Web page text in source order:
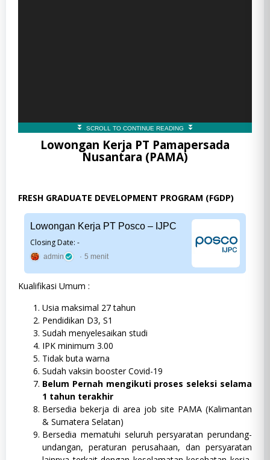
Lowongan Kerja PT Pamapersada
Nusantara (PAMA)
FRESH GRADUATE DEVELOPMENT PROGRAM (FGDP)
Lowongan Kerja PT Posco – IJPC
Closing Date: -
admin 5 menit
Kualifikasi Umum :
Usia maksimal 27 tahun
Pendidikan D3, S1
Sudah menyelesaikan studi
IPK minimum 3.00
Tidak buta warna
Sudah vaksin booster Covid-19
Belum Pernah mengikuti proses seleksi selama
1 tahun terakhir
Bersedia bekerja di area job site PAMA (Kalimantan
& Sumatera Selatan)
Bersedia mematuhi seluruh persyaratan perundang-
undangan, peraturan perusahaan, dan persyaratan